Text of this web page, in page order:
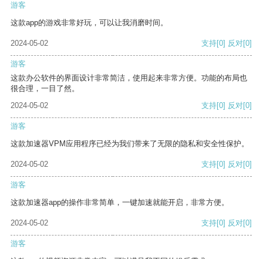
游客
这款app的游戏非常好玩，可以让我消磨时间。
2024-05-02 支持[0] 反对[0]
游客
这款办公软件的界面设计非常简洁，使用起来非常方便。功能的布局也
很合理，一目了然。
2024-05-02
支持[0] 反对[0]
游客
这款加速器VPM应用程序已经为我们带来了无限的隐私和安全性保护。
2024-05-02 支持[0] 反对[0]
游客
这款加速器app的操作非常简单，一键加速就能开启，非常方便。
2024-05-02 支持[0] 反对[0]
游客